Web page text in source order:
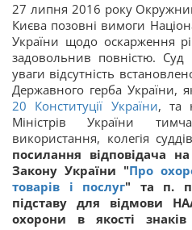
27 липня 2016 року
Києва позовні вимоги
України щодо оскарження
задовольнив повністю.
уваги відсутність
Державного герба України,
20 Конституції України, та
Міністрів України
використання, колегія суддів
посилання відповідача
Закону України "Про
товарів і послуг" та п.
підставу для відмови
охорони в якості